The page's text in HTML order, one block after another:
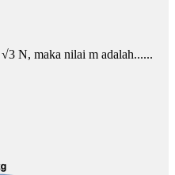
√3 N, maka nilai m adalah......